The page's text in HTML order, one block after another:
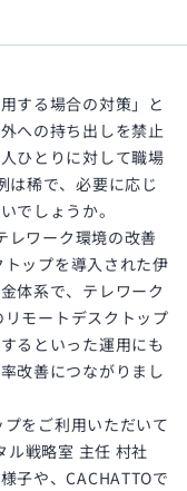
する場合の対策」と
への持ち出しを禁止
ひとりに対して職場
は稀で、必要に応じ
でしょうか。
レワーク環境の改善
ップを導入された伊
体系で、テレワーク
モートデスクトップ
るといった運用にも
改善につながりまし
をご利用いただいて
ル戦略室 主任 村社
子や、CACHATTOで